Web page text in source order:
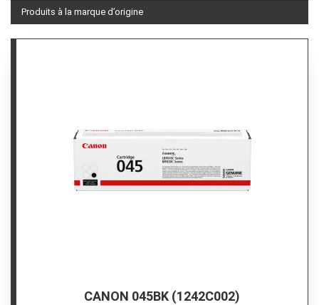
Produits à la marque d’origine
CANON 045BK (1242C002)